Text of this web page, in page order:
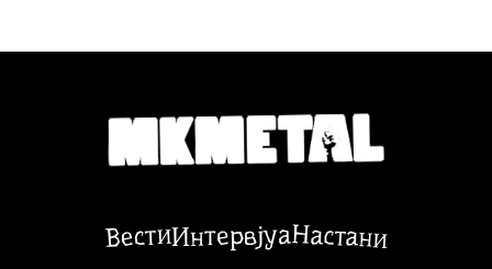
ВестиИнтервјуаНастани